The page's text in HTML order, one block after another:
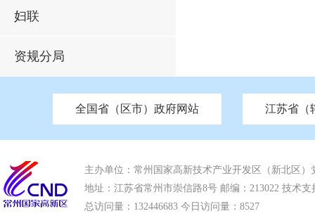
妇联
资规分局
全国省（区市）政府网站
北京 天津 重庆 河南 河北 山西
江苏省（
中国江苏 南京市政府 苏州市政府 无锡
市发改委 市工信局 市教育局 市科技局 市
市应急管理局 市审计局 市外事办 市生态
主办单位：常州国家高新技术产业开发区（新北区）
地址：江苏省常州市崇信路8号 邮编：213022 技术支
总访问量： 132446683 今日访问量： 8527